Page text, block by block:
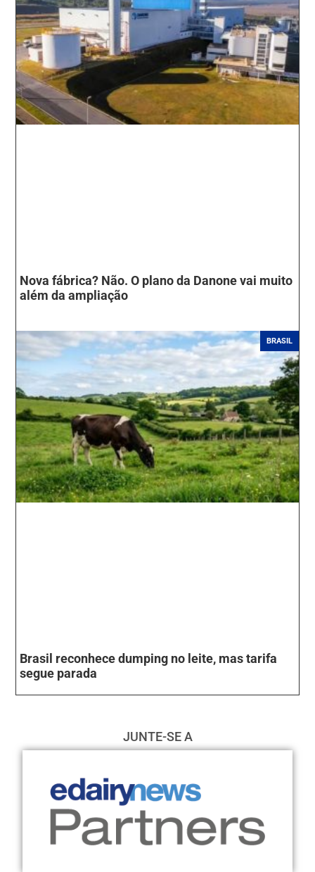
Nova fábrica? Não. O plano da Danone vai muito
além da ampliação
BRASIL
Brasil reconhece dumping no leite, mas tarifa
segue parada
JUNTE-SE A